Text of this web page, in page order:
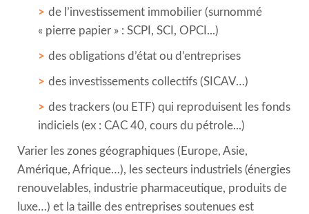
de l’investissement immobilier (surnommé
« pierre papier » : SCPI, SCI, OPCI...)
des obligations d’état ou d’entreprises
des investissements collectifs (SICAV…)
des trackers (ou ETF) qui reproduisent les fonds
indiciels (ex : CAC 40, cours du pétrole...)
Varier les zones géographiques (Europe, Asie,
Amérique, Afrique…), les secteurs industriels (énergies
renouvelables, industrie pharmaceutique, produits de
luxe…) et la taille des entreprises soutenues est